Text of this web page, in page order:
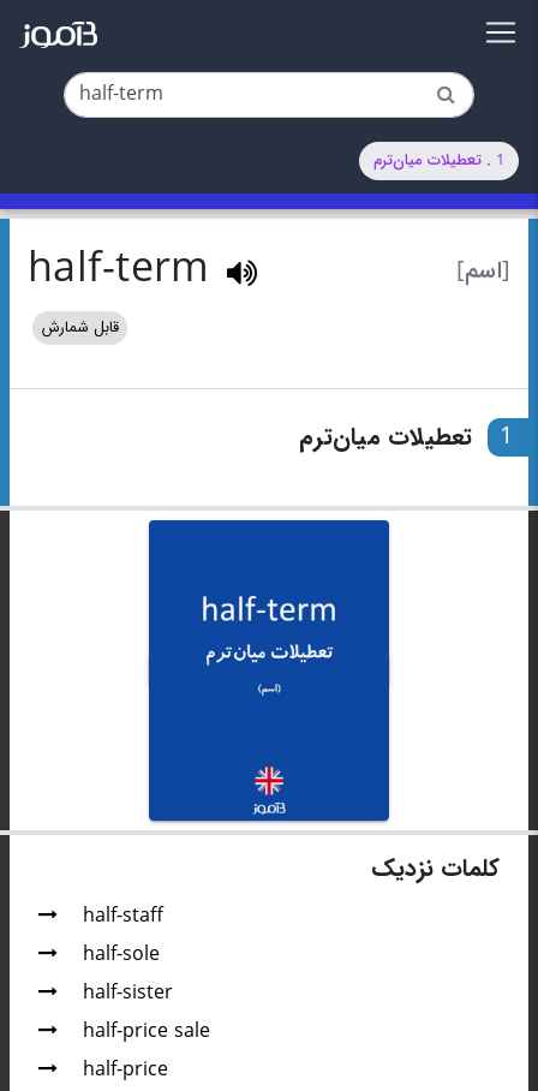
1 . تعطیلات میان‌ترم
[اسم] half-term
قابل شمارش
1 تعطیلات میان‌ترم
کلمات نزدیک
half-staff
half-sole
half-sister
half-price sale
half-price